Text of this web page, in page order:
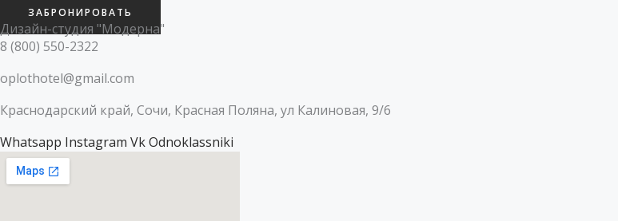
ЗАБРОНИРОВАТЬ
Дизайн-студия "Модерна"
8 (800) 550-2322
oplothotel@gmail.com
Краснодарский край, Сочи, Красная Поляна, ул Калиновая, 9/6
Whatsapp Instagram VkOdnoklassniki